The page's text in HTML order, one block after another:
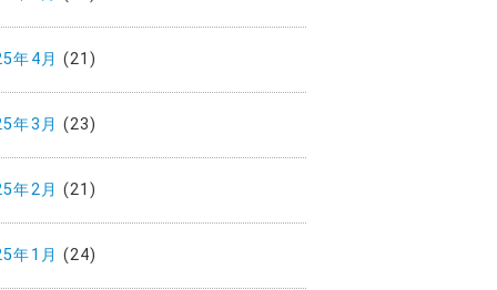
年4月 (21)
年3月 (23)
年2月 (21)
年1月 (24)